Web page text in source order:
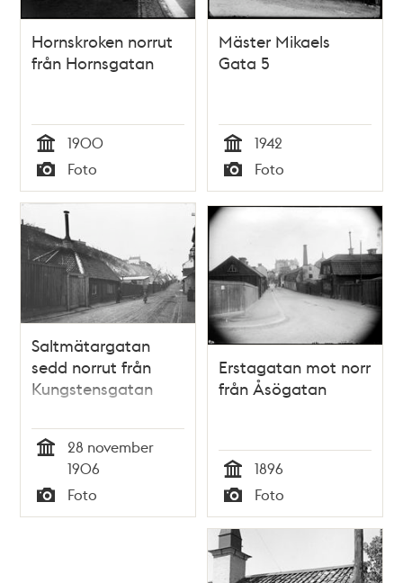
Hornskroken norrut
från Hornsgatan
Tid
1900
Typ
Foto
Mäster Mikaels
Gata 5
Tid
1942
Typ
Foto
Saltmätargatan
sedd norrut från
Kungstensgatan
28 november
1906
Typ
Foto
Erstagatan mot norr
från Åsögatan
Tid
1896
Typ
Foto